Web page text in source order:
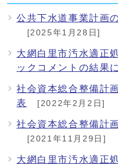
公共下水道事業計画
[2025年1月28日]
大網白里市汚水適正
ックコメントの結果
社会資本総合整備計
表
[2022年2月2日]
社会資本総合整備計
[2021年11月29日]
大網白里市汚水適正